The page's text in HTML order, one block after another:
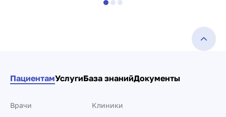
ПациентамУслугиБаза знанийДокументы
Врачи
Клиники